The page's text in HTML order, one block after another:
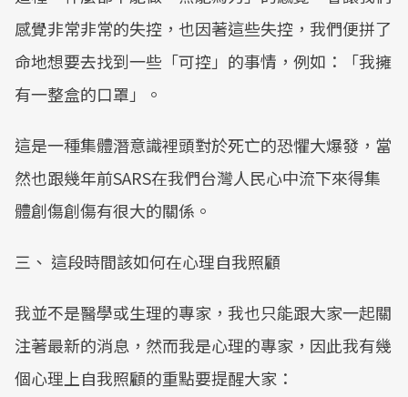
感覺非常非常的失控，也因著這些失控，我們便拼了
命地想要去找到一些「可控」的事情，例如：「我擁
有一整盒的口罩」。
這是一種集體潛意識裡頭對於死亡的恐懼大爆發，當
然也跟幾年前SARS在我們台灣人民心中流下來得集
體創傷創傷有很大的關係。
三、 這段時間該如何在心理自我照顧
我並不是醫學或生理的專家，我也只能跟大家一起關
注著最新的消息，然而我是心理的專家，因此我有幾
個心理上自我照顧的重點要提醒大家：